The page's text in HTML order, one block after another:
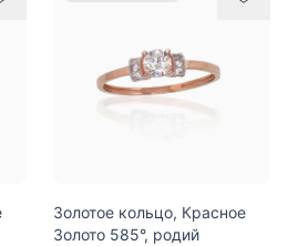
Золотое кольцо, Красное
Золото 585°, родий